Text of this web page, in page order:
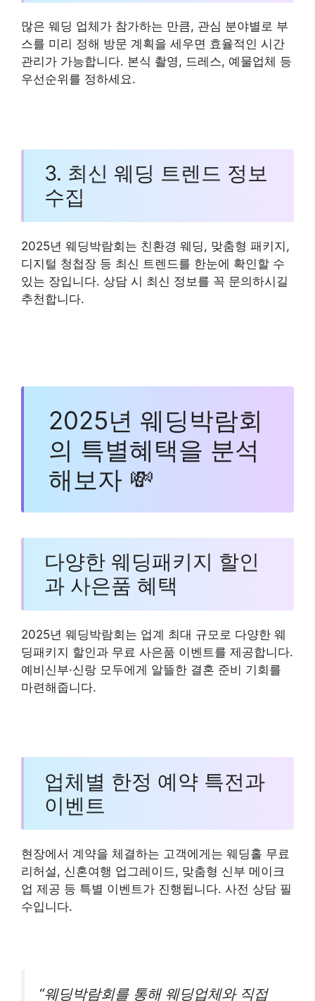
많은 웨딩 업체가 참가하는 만큼, 관심 분야별로 부
스를 미리 정해 방문 계획을 세우면 효율적인 시간
관리가 가능합니다. 본식 촬영, 드레스, 예물업체 등
우선순위를 정하세요.
3. 최신 웨딩 트렌드 정보
수집
2025년 웨딩박람회는 친환경 웨딩, 맞춤형 패키지,
디지털 청첩장 등 최신 트렌드를 한눈에 확인할 수
있는 장입니다. 상담 시 최신 정보를 꼭 문의하시길
추천합니다.
2025년 웨딩박람회
의 특별혜택을 분석
해보자 💸
다양한 웨딩패키지 할인
과 사은품 혜택
2025년 웨딩박람회는 업계 최대 규모로 다양한 웨
딩패키지 할인과 무료 사은품 이벤트를 제공합니다.
예비신부·신랑 모두에게 알뜰한 결혼 준비 기회를
마련해줍니다.
업체별 한정 예약 특전과
이벤트
현장에서 계약을 체결하는 고객에게는 웨딩홀 무료
리허설, 신혼여행 업그레이드, 맞춤형 신부 메이크
업 제공 등 특별 이벤트가 진행됩니다. 사전 상담 필
수입니다.
“웨딩박람회를 통해 웨딩업체와 직접